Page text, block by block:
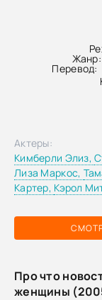
Жанр:
Перевод:
Актеры:
Кимберли Элиз,
Лиза Маркос,
Картер, Кэрол
Про что
женщины